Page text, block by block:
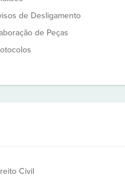
de Desligamento
de Peças
Civil